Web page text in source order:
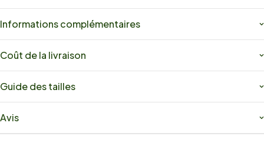
Informations complémentaires
Coût de la livraison
Guide des tailles
Avis